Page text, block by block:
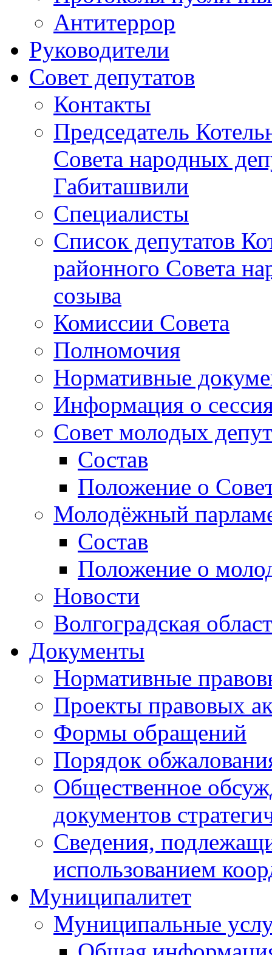
Антитеррор
Руководители
Совет депутатов
Контакты
Председатель
Совета народных
Габиташвили
Специалисты
Список депутатов
районного Совета
созыва
Комиссии Совета
Полномочия
Нормативные
Информация о
Совет молодых
Состав
Положение о
Молодёжный
Состав
Положение о
Новости
Волгоградская
Документы
Нормативные
Проекты правовых
Формы обращений
Порядок
Общественное
документов
Сведения,
использованием
Муниципалитет
Муниципальные